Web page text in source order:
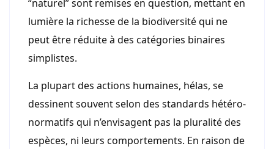
“naturel” sont remises en question, mettant en
lumière la richesse de la biodiversité qui ne
peut être réduite à des catégories binaires
simplistes.
La plupart des actions humaines, hélas, se
dessinent souvent selon des standards hétéro-
normatifs qui n’envisagent pas la pluralité des
espèces, ni leurs comportements. En raison de